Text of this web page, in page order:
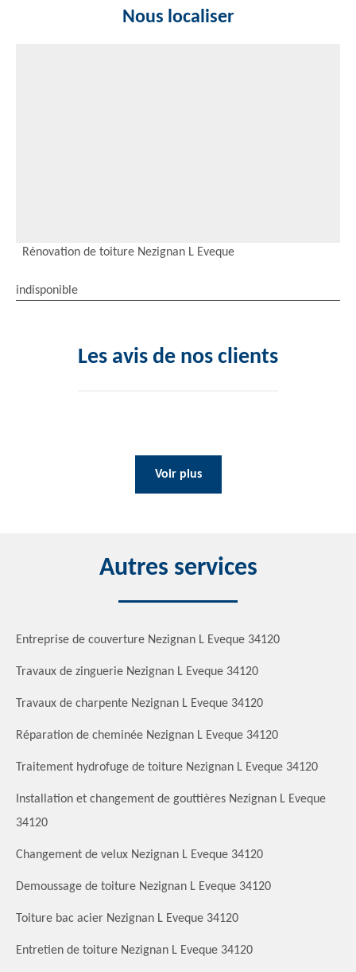
Nous localiser
Rénovation de toiture Nezignan L Eveque
indisponible
Les avis de nos clients
Voir plus
Autres services
Entreprise de couverture Nezignan L Eveque 34120
Travaux de zinguerie Nezignan L Eveque 34120
Travaux de charpente Nezignan L Eveque 34120
Réparation de cheminée Nezignan L Eveque 34120
Traitement hydrofuge de toiture Nezignan L Eveque 34120
Installation et changement de gouttières Nezignan L Eveque
34120
Changement de velux Nezignan L Eveque 34120
Demoussage de toiture Nezignan L Eveque 34120
Toiture bac acier Nezignan L Eveque 34120
Entretien de toiture Nezignan L Eveque 34120